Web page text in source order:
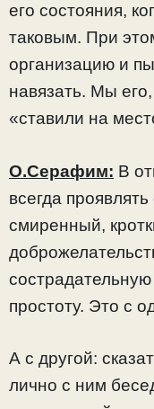
его состояния,
таковым. При
организацию и
навязать. Мы его,
«ставили на
О.Серафим: В
всегда
смиренный,
простоту. Это с
А с другой:
лично с ним